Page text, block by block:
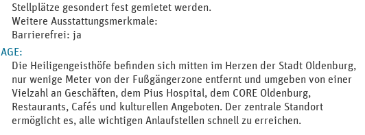
Stellplätze gesondert fest gemietet werden.
Weitere Ausstattungsmerkmale:
Barrierefrei: ja
LAGE:
Die Heiligengeisthöfe befinden sich mitten im Herzen der Stadt Oldenburg,
nur wenige Meter von der Fußgängerzone entfernt und umgeben von einer
Vielzahl an Geschäften, dem Pius Hospital, dem CORE Oldenburg,
Restaurants, Cafés und kulturellen Angeboten. Der zentrale Standort
ermöglicht es, alle wichtigen Anlaufstellen schnell zu erreichen.